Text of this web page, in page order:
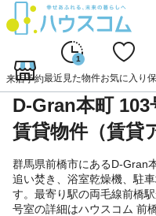
来店予約
1
最近見た物件お気に入り
D-Gran本町
賃貸物件（賃貸
群馬県前橋市にあるD-Gran
追い焚き、浴室乾燥機、駐
す。最寄り駅の両毛線前橋
号室の詳細はハウスコム 前